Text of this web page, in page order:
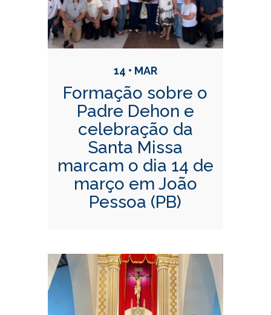
14 • MAR
Formação sobre o
Padre Dehon e
celebração da
Santa Missa
marcam o dia 14 de
março em João
Pessoa (PB)